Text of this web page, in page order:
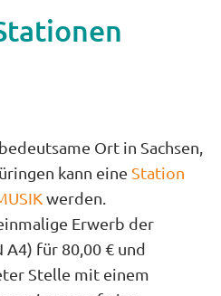
Ort in Sachsen,
kann eine Station
werden.
Erwerb der
für 80,00 € und
Stelle mit einem